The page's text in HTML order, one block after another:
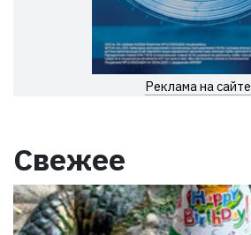
Реклама на сайте
Свежее